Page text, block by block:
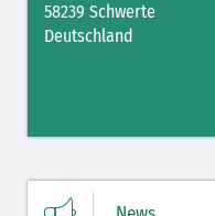
58239 Schwerte
Deutschland